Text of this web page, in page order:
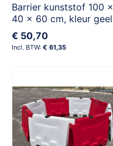
Barrier kunststof 100 x
40 x 60 cm, kleur geel
€ 50,70
€ 61,35